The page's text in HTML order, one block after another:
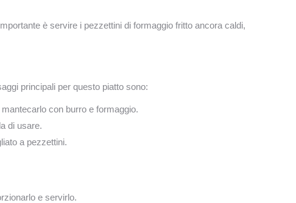
è servire i pezzettini di formaggio fritto ancora caldi,
principali per questo piatto sono:
con burro e formaggio.
di usare.
a pezzettini.
e servirlo.